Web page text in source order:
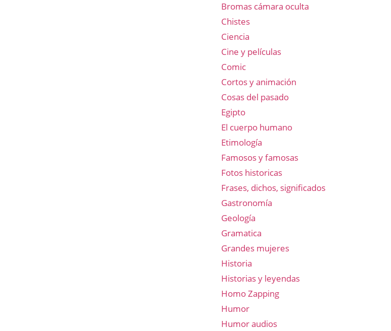
Bromas cámara oculta
Chistes
Ciencia
Cine y películas
Comic
Cortos y animación
Cosas del pasado
Egipto
El cuerpo humano
Etimología
Famosos y famosas
Fotos historicas
Frases, dichos, significados
Gastronomía
Geología
Gramatica
Grandes mujeres
Historia
Historias y leyendas
Homo Zapping
Humor
Humor audios